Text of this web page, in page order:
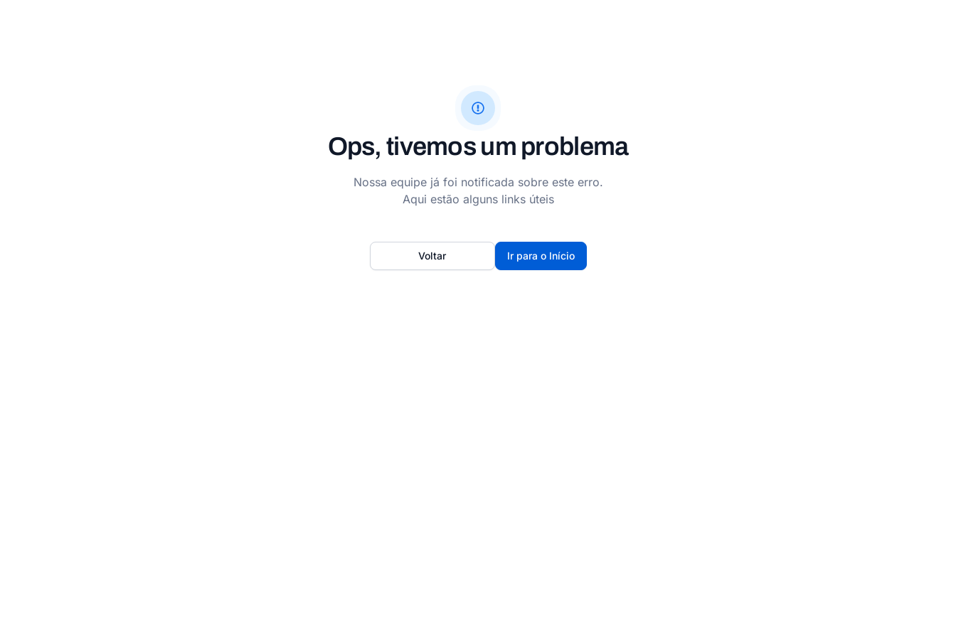
Ops, tivemos um problema
Nossa equipe já foi notificada sobre este erro.
Aqui estão alguns links úteis
Ir para o Início
Voltar